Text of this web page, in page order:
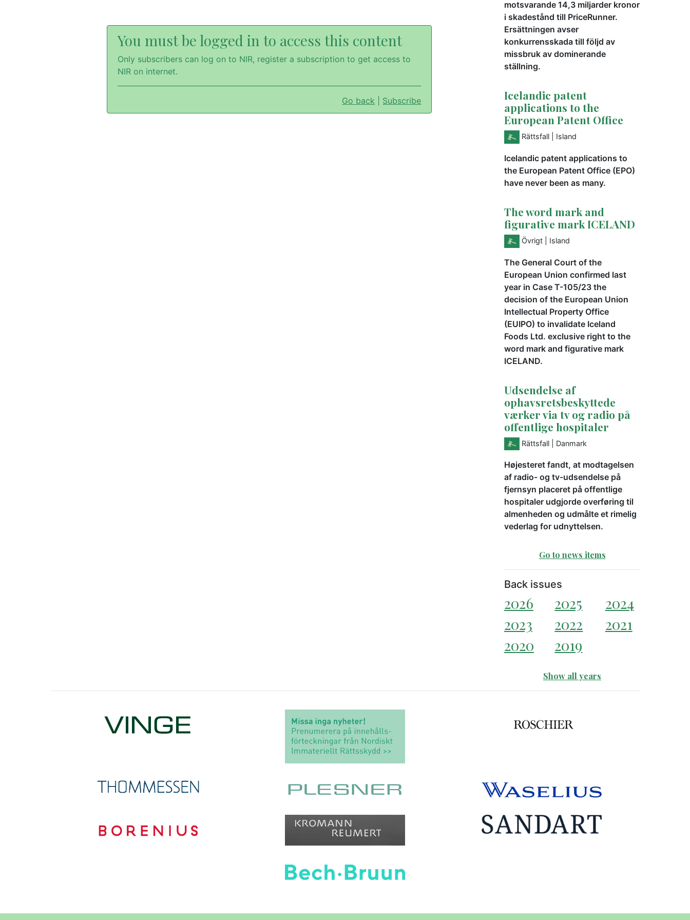
You must be logged in to access this content
Only subscribers can log on to NIR, register a subscription to get access to
NIR on internet.
Go back Subscribe
motsvarande 14,3 miljarder kronor
i skadestånd till PriceRunner.
Ersättningen avser
konkurrensskada till följd av
missbruk av dominerande
ställning.
Icelandic patent
applications to the
European Patent Office
Rättsfall | Island
Icelandic patent applications to
the European Patent Office (EPO)
have never been as many.
The word mark and
figurative mark ICELAND
Övrigt | Island
The General Court of the
European Union confirmed last
year in Case T-105/23 the
decision of the European Union
Intellectual Property Office
(EUIPO) to invalidate Iceland
Foods Ltd. exclusive right to the
word mark and figurative mark
ICELAND.
Udsendelse af
ophavsretsbeskyttede
værker via tv og radio på
offentlige hospitaler
Rättsfall | Danmark
Højesteret fandt, at modtagelsen
af radio- og tv-udsendelse på
fjernsyn placeret på offentlige
hospitaler udgjorde overføring til
almenheden og udmålte et rimelig
vederlag for udnyttelsen.
Go to news items
Back issues
2026 2025
2024
2023
2022
2021
2020
2019
Show all years